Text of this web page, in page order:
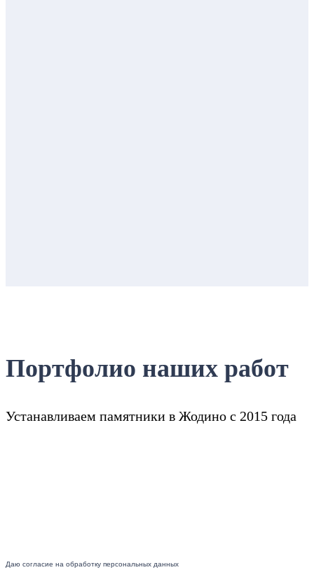
Даю согласие на обработку персональных данных
Портфолио наших работ
Устанавливаем памятники в Жодино с 2015 года